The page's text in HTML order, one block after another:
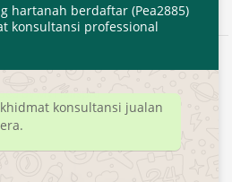
All Right Reserved.
byMyTranspro
hartanah berdaftar (Pea2885)
konsultansi professional
konsultansi jualan